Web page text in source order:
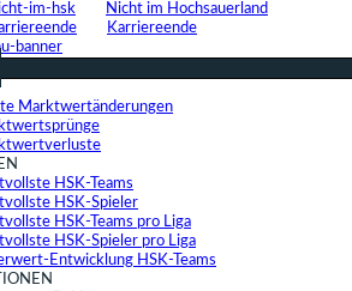
Nicht im Hochsauerland
Karriereende
Marktwertänderungen
HSK-Teams
HSK-Spieler
HSK-Teams pro Liga
HSK-Spieler pro Liga
Entwicklung HSK-Teams